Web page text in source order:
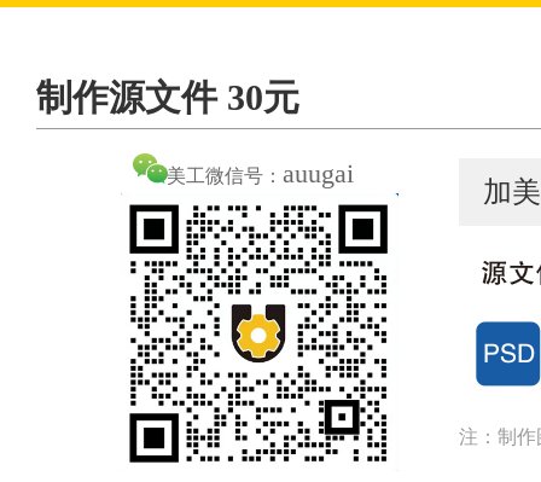
制作源文件 30元
美工微信号： auugai
加
注：制作